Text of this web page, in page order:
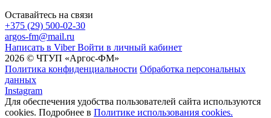
Оставайтесь на связи
+375 (29) 500-02-30
argos-fm@mail.ru
Написать в Viber Войти в личный кабинет
2026 © ЧТУП «Аргос-ФМ»
Политика конфиденциальности Обработка персональных
данных
Instagram
Для обеспечения удобства пользователей сайта используются
cookies. Подробнее в Политике использования cookies.